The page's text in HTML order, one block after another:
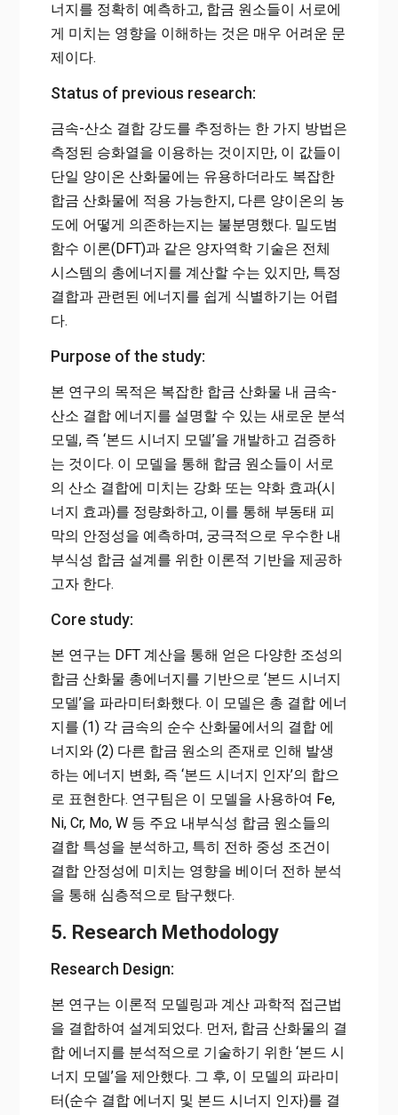
너지를 정확히 예측하고, 합금 원소들이 서로에
게 미치는 영향을 이해하는 것은 매우 어려운 문
제이다.
Status of previous research:
금속-산소 결합 강도를 추정하는 한 가지 방법은
측정된 승화열을 이용하는 것이지만, 이 값들이
단일 양이온 산화물에는 유용하더라도 복잡한
합금 산화물에 적용 가능한지, 다른 양이온의 농
도에 어떻게 의존하는지는 불분명했다. 밀도범
함수 이론(DFT)과 같은 양자역학 기술은 전체
시스템의 총에너지를 계산할 수는 있지만, 특정
결합과 관련된 에너지를 쉽게 식별하기는 어렵
다.
Purpose of the study:
본 연구의 목적은 복잡한 합금 산화물 내 금속-
산소 결합 에너지를 설명할 수 있는 새로운 분석
모델, 즉 ‘본드 시너지 모델’을 개발하고 검증하
는 것이다. 이 모델을 통해 합금 원소들이 서로
의 산소 결합에 미치는 강화 또는 약화 효과(시
너지 효과)를 정량화하고, 이를 통해 부동태 피
막의 안정성을 예측하며, 궁극적으로 우수한 내
부식성 합금 설계를 위한 이론적 기반을 제공하
고자 한다.
Core study:
본 연구는 DFT 계산을 통해 얻은 다양한 조성의
합금 산화물 총에너지를 기반으로 ‘본드 시너지
모델’을 파라미터화했다. 이 모델은 총 결합 에너
지를 (1) 각 금속의 순수 산화물에서의 결합 에
너지와 (2) 다른 합금 원소의 존재로 인해 발생
하는 에너지 변화, 즉 ‘본드 시너지 인자’의 합으
로 표현한다. 연구팀은 이 모델을 사용하여 Fe,
Ni, Cr, Mo, W 등 주요 내부식성 합금 원소들의
결합 특성을 분석하고, 특히 전하 중성 조건이
결합 안정성에 미치는 영향을 베이더 전하 분석
을 통해 심층적으로 탐구했다.
5. Research Methodology
Research Design:
본 연구는 이론적 모델링과 계산 과학적 접근법
을 결합하여 설계되었다. 먼저, 합금 산화물의 결
합 에너지를 분석적으로 기술하기 위한 ‘본드 시
너지 모델’을 제안했다. 그 후, 이 모델의 파라미
터(순수 결합 에너지 및 본드 시너지 인자)를 결